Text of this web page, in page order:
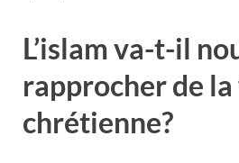
L’islam va-t-il
rapprocher de
chrétienne?